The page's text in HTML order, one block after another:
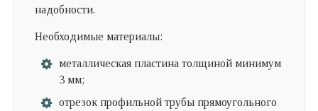
надобности.
Необходимые материалы:
металлическая пластина толщиной минимум
3 мм;
отрезок профильной трубы прямоугольного